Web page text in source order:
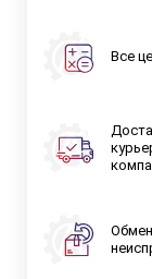
Все